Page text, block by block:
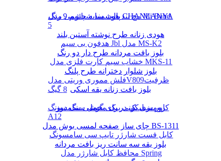
مچ بند هوشمند شیائومی مدل Mi Band
5
هدفون بی سیم Jbl مدل MS-K2
خشاب سیم کارت فلزی مدل MKS-11
فلش مموری وریتی مدلV809ظرفیت
8 گیگ
کاور سیلیکونی برای گوشی سامسونگ
A12
کابل فست شارژر تایپ سی سامسونگ
محافظ کابل شارژر مدل Spring
پالت سایه چشم 9 رنگ CHANLANYA
هودی زنانه طرح نوشته آستین بلند
بلوز بافت مردانه طرح دار دو رنگ
بلوز شلوار دخترانه طرح پلنگ
بلوز بافت زنانه یقه اسکی
رومیزی یک در یک مخمل سنگ دوز
چای ساز صفحه لمسی بوش مدل BS-1311
بلوز یقه سه سانت ریز بافت مردانه